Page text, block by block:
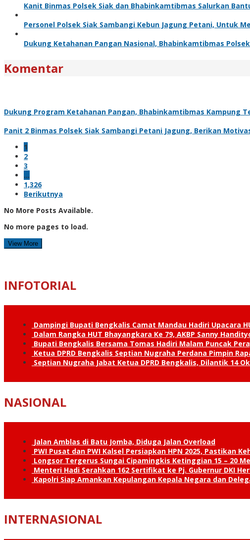
Kanit Binmas Polsek Siak dan Bhabinkamtibmas Salurkan
Personel Polsek Siak Sambangi Kebun Jagung Petani, Untuk
Dukung Ketahanan Pangan Nasional, Bhabinkamtibmas
Komentar
Dukung Program Ketahanan Pangan, Bhabinkamtibmas Kampung
Panit 2 Binmas Polsek Siak Sambangi Petani Jagung, Berikan
1
2
3
…
1,326
Berikutnya
No More Posts Available.
No more pages to load.
View More
INFOTORIAL
Dampingi Bupati Bengkalis Camat Mandau Hadiri Upacara
Dalam Rangka HUT Bhayangkara Ke 79, AKBP Sanny
Bupati Bengkalis Bersama Tomas Hadiri Malam Puncak
Ketua DPRD Bengkalis Septian Nugraha Perdana Pimpin
Septian Nugraha Jabat Ketua DPRD Bengkalis, Dilantik 14
NASIONAL
Jalan Amblas di Batu Jomba, Diduga Jalan Overload
PWI Pusat dan PWI Kalsel Persiapkan HPN 2025, Pastikan
Longsor Tergerus Sungai Cipamingkis Ketinggian 15 – 20
Menteri Hadi Serahkan 162 Sertifikat ke Pj. Gubernur DKI
Kapolri Siap Amankan Kepulangan Kepala Negara dan
INTERNASIONAL